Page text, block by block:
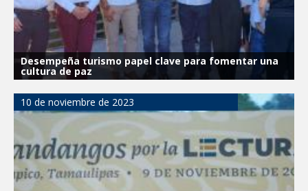
Desempeña turismo papel clave para fomentar una
cultura de paz
10 de noviembre de 2023